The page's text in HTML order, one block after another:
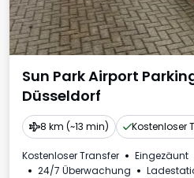
Sun Park Airport
Düsseldorf
8 km (~13 min) Kostenloser
Kostenloser Transfer Eingezäunt
24/7 Überwachung